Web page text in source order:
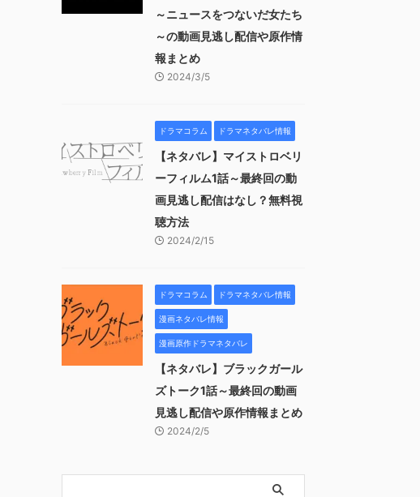
～ニュースをつないだ女たち
～の動画見逃し配信や原作情
報まとめ
2024/3/5
ドラマコラム ドラマネタバレ情報
【ネタバレ】マイストロベリ
ーフィルム1話～最終回の動
画見逃し配信はなし？無料視
聴方法
2024/2/15
ドラマコラム ドラマネタバレ情報
漫画ネタバレ情報
漫画原作ドラマネタバレ
【ネタバレ】ブラックガール
ズトーク1話～最終回の動画
見逃し配信や原作情報まとめ
2024/2/5